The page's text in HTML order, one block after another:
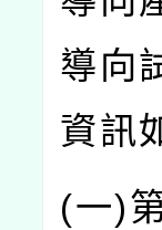
導向
資訊
(一)